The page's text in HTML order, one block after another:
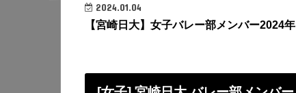
2024.01.04
【宮崎日大】女子バレー部メンバー2024年